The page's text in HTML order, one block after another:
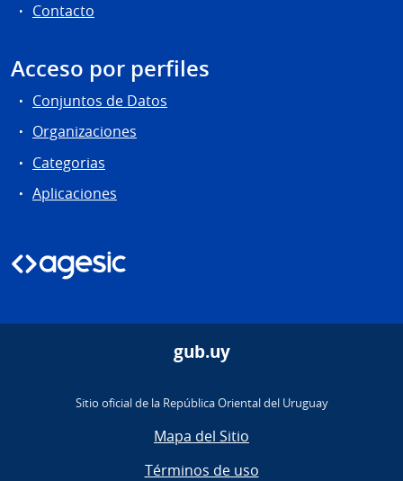
Contacto
Acceso por perfiles
Conjuntos de Datos
Organizaciones
Categorias
Aplicaciones
gub.uy
Sitio oficial de la República Oriental del Uruguay
Mapa del Sitio
Términos de uso